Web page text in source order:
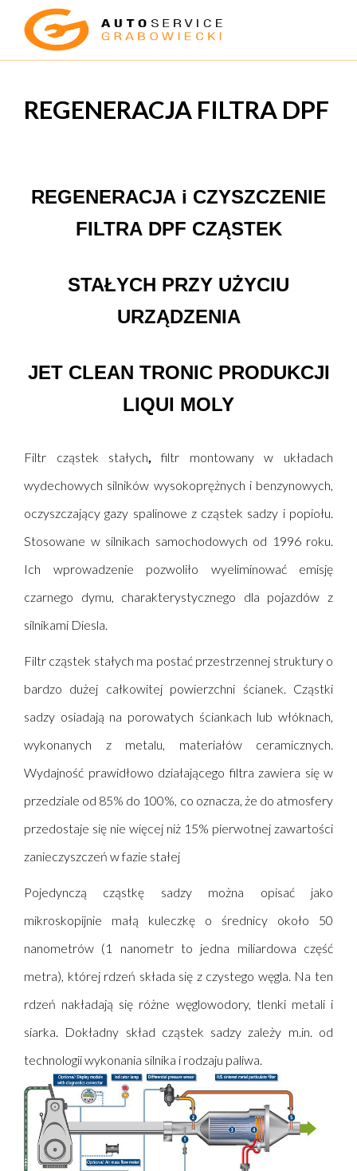
BLOG EKSPERTA
REGENERACJA FILTRA DPF
REGENERACJA i CZYSZCZENIE
FILTRA DPF CZĄSTEK
STAŁYCH PRZY UŻYCIU
URZĄDZENIA
JET CLEAN TRONIC PRODUKCJI
LIQUI MOLY
Filtr cząstek stałych,filtr montowany w układach
wydechowych silników wysokoprężnych i benzynowych,
oczyszczający gazy spalinowe z cząstek sadzy i popiołu.
Stosowane w silnikach samochodowych od 1996 roku.
Ich wprowadzenie pozwoliło wyeliminować emisję
czarnego dymu, charakterystycznego dla pojazdów z
silnikami Diesla.
Filtr cząstek stałych ma postać przestrzennej struktury o
bardzo dużej całkowitej powierzchni ścianek. Cząstki
sadzy osiadają na porowatych ściankach lub włóknach,
wykonanych z metalu, materiałów ceramicznych.
Wydajność prawidłowo działającego filtra zawiera się w
przedziale od 85% do 100%, co oznacza, że do atmosfery
przedostaje się nie więcej niż 15% pierwotnej zawartości
zanieczyszczeń w fazie stałej
Pojedynczą cząstkę sadzy można opisać jako
mikroskopijnie małą kuleczkę o średnicy około 50
nanometrów (1 nanometr to jedna miliardowa część
metra), której rdzeń składa się z czystego węgla. Na ten
rdzeń nakładają się różne węglowodory, tlenki metali i
siarka. Dokładny skład cząstek sadzy zależy m.in. od
technologii wykonania silnika i rodzaju paliwa.